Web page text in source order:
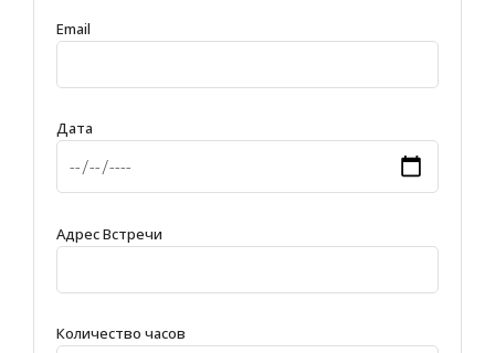
Email
Дата
Адрес Встречи
Количество часов